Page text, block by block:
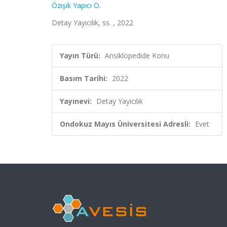
Özışık Yapıcı O.
Detay Yayıcılık, ss. , 2022
Yayın Türü: Ansiklopedide Konu
Basım Tarihi: 2022
Yayınevi: Detay Yayıcılık
Ondokuz Mayıs Üniversitesi Adresli: Evet